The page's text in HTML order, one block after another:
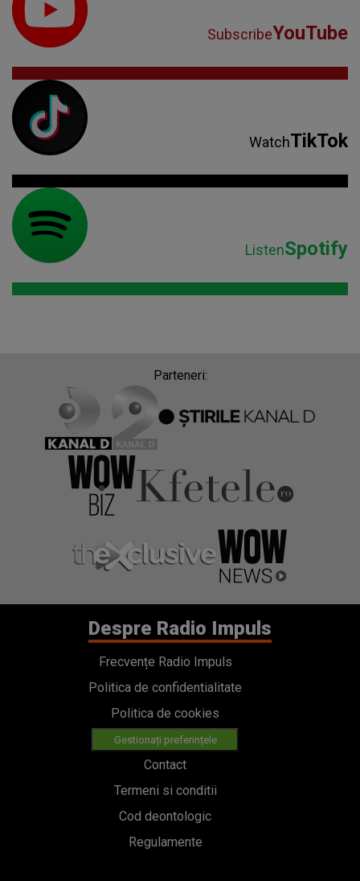
SubscribeYouTube
WatchTikTok
ListenSpotify
Parteneri:
Despre Radio Impuls
Frecvențe Radio Impuls
Politica de confidentialitate
Politica de cookies
Gestionați preferințele
Contact
Termeni si conditii
Cod deontologic
Regulamente